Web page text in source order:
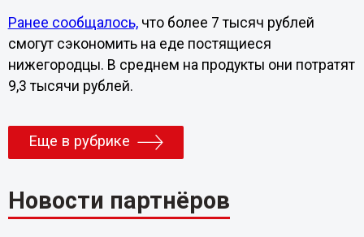
Ранее сообщалось,что более 7 тысяч рублей
смогут сэкономить на еде постящиеся
нижегородцы. В среднем на продукты они потратят
9,3 тысячи рублей.
Еще в рубрике
Новости партнёров